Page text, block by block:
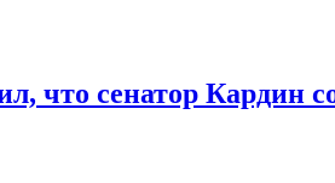
что сенатор Кардин